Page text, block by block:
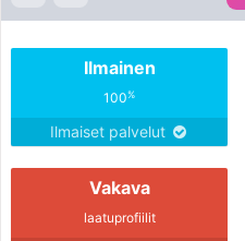
Ilmainen
100%
Ilmaiset palvelut
Vakava
laatuprofiilit